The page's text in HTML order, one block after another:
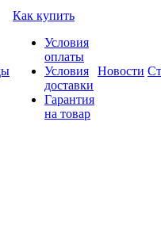
Как купить
Условия
оплаты
Условия
доставки
Гарантия
на товар
Новости